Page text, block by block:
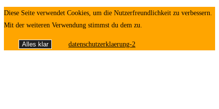
Diese Seite verwendet Cookies, um die Nutzerfreundlichkeit zu verbessern.
Mit der weiteren Verwendung stimmst du dem zu.
Alles klar datenschutzerklaerung-2